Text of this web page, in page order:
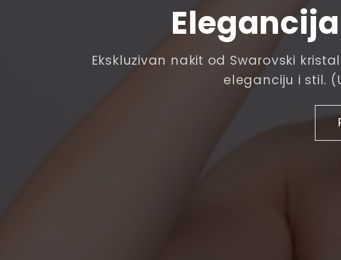
Ekskluzivan nakit od Swarovski
eleganciju i stil.